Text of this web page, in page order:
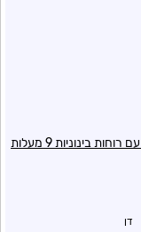
טבריה עלית- גשם בינוני כבר מלפני חצי שעה עם רוחות בינוניות 9 מעלות
דן